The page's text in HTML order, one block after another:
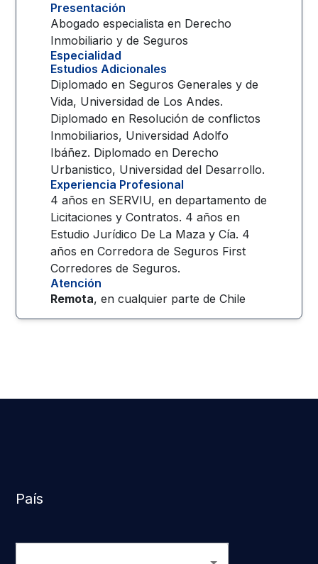
Presentación
Abogado especialista en Derecho
Inmobiliario y de Seguros
Especialidad
Estudios Adicionales
Diplomado en Seguros Generales y de
Vida, Universidad de Los Andes.
Diplomado en Resolución de conflictos
Inmobiliarios, Universidad Adolfo
Ibáñez. Diplomado en Derecho
Urbanistico, Universidad del Desarrollo.
Experiencia Profesional
4 años en SERVIU, en departamento de
Licitaciones y Contratos. 4 años en
Estudio Jurídico De La Maza y Cía. 4
años en Corredora de Seguros First
Corredores de Seguros.
Atención
Remota, en cualquier parte deChile
País